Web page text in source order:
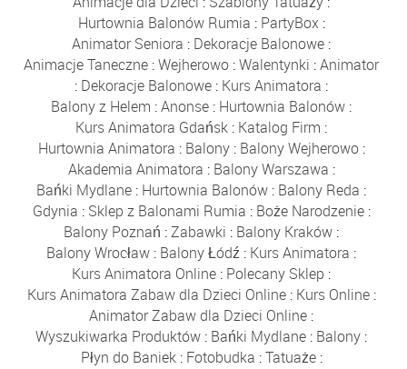
Hurtownia Balonów Rumia : PartyBox:
Animator Seniora : Dekoracje Balonowe :
Animacje Taneczne :Wejherowo :Walentynki :Animator
: Dekoracje Balonowe : Kurs Animatora :
Balony z Helem :Anonse : Hurtownia Balonów :
Kurs Animatora Gdańsk : Katalog Firm :
Hurtownia Animatora : Balony: Balony Wejherowo:
Akademia Animatora : Balony Warszawa :
Bańki Mydlane : Hurtownia Balonów : Balony Reda :
Gdynia : Sklep z Balonami Rumia : Boże Narodzenie:
Balony Poznań :Zabawki : Balony Kraków :
Balony Wrocław : Balony Łódź : Kurs Animatora :
Kurs Animatora Online : Polecany Sklep :
Kurs Animatora Zabaw dla Dzieci Online: Kurs Online:
Animator Zabaw dla Dzieci Online :
Wyszukiwarka Produktów : Bańki Mydlane : Balony :
Płyn do Baniek: Fotobudka :Tatuaże: